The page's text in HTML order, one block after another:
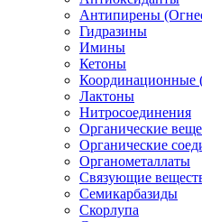
Антипирены
Гидразины
Имины
Кетоны
Координационные
Лактоны
Нитросоединения
Органические
Органические
Органометаллаты
Связующие
Семикарбазиды
Скорлупа